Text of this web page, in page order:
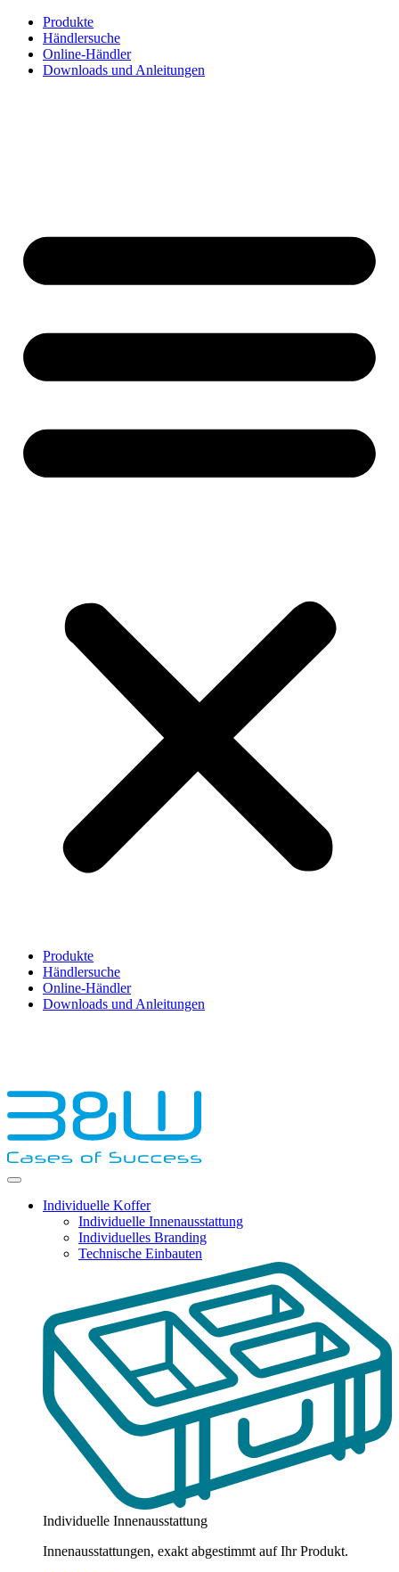
Zum
Inhalt
springen
Produkte
Händlersuche
Online-Händler
Downloads und Anleitungen
Produkte
Händlersuche
Online-Händler
Downloads und Anleitungen
Individuelle Koffer
Individuelle Innenausstattung
Individuelles Branding
Technische Einbauten
Individuelle Innenausstattung
Innenausstattungen, exakt abgestimmt auf Ihr Produkt.